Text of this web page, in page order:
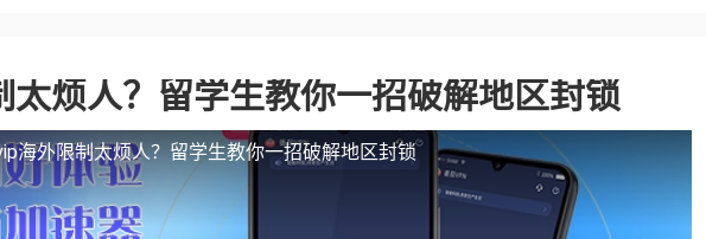
太烦人？留学生教你一招破解地区封锁
海外限制太烦人？留学生教你一招破解地区封锁